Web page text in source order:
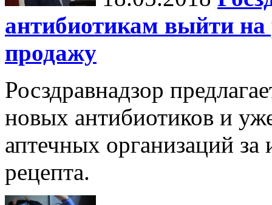
антибиотикам выйти
продажу
Росздравнадзор
новых антибиотиков и
аптечных организаций
рецепта.